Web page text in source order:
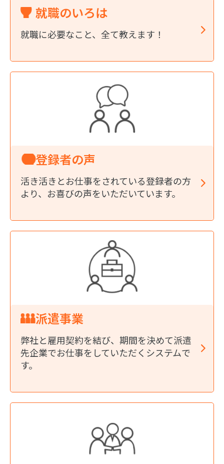
就職のいろは
就職に必要なこと、全て教えます！
登録者の声
活き活きとお仕事をされている登録者の方
より、お喜びの声をいただいています。
派遣事業
弊社と雇用契約を結び、期間を決めて派遣
先企業でお仕事をしていただくシステムで
す。